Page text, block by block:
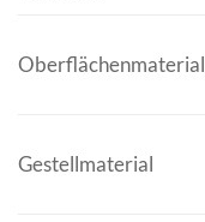
Oberflächenmaterial
Gestellmaterial